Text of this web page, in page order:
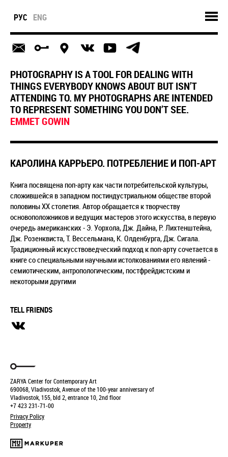
РУС ENG
PHOTOGRAPHY IS A TOOL FOR DEALING WITH
THINGS EVERYBODY KNOWS ABOUT BUT ISN’T
ATTENDING TO. MY PHOTOGRAPHS ARE INTENDED
TO REPRESENT SOMETHING YOU DON’T SEE.
EMMET GOWIN
КАРОЛИНА КАРРЬЕРО. ПОТРЕБЛЕНИЕ И ПОП-АРТ
Книга посвящена поп-арту как части потребительской культуры,
сложившейся в западном постиндустриальном обществе второй
половины XX столетия. Автор обращается к творчеству
основоположников и ведущих мастеров этого искусства, в первую
очередь американских - Э. Уорхола, Дж. Дайна, Р. Лихтенштейна,
Дж. Розенквиста, Т. Вессельмана, К. Олденбурга, Дж. Сигала.
Традиционный искусствоведческий подход к поп-арту сочетается в
книге со специальными научными истолкованиями его явлений -
семиотическим, антропологическим, постфрейдистским и
некоторыми другими
TELL FRIENDS
ZARYA Center for Contemporary Art
690068, Vladivostok, Avenue of the 100-year anniversary of
Vladivostok, 155, bld 2, entrance 10, 2nd floor
+7 423 231-71-00
Privacy Policy
Property